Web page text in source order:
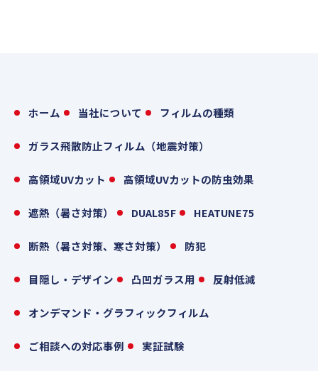
ホーム 当社について フィルムの種類
ガラス飛散防止フィルム（地震対策）
高領域UVカット 高領域UVカットの防虫効果
遮熱（暑さ対策） DUAL85F HEATUNE75
断熱（暑さ対策、寒さ対策） 防犯
目隠し・デザイン 凸凹ガラス用 反射低減
オンデマンド・グラフィックフィルム
ご相談への対応事例 実証試験